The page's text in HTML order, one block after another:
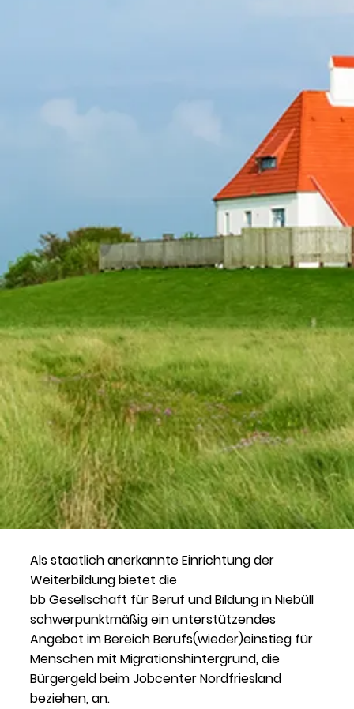
Als staatlich anerkannte Einrichtung der
Weiterbildung bietet die
bb Gesellschaft für Beruf und Bildung in Niebüll
schwerpunktmäßig ein unterstützendes
Angebot im Bereich Berufs(wieder)einstieg für
Menschen mit Migrationshintergrund, die
Bürgergeld beim Jobcenter Nordfriesland
beziehen, an.